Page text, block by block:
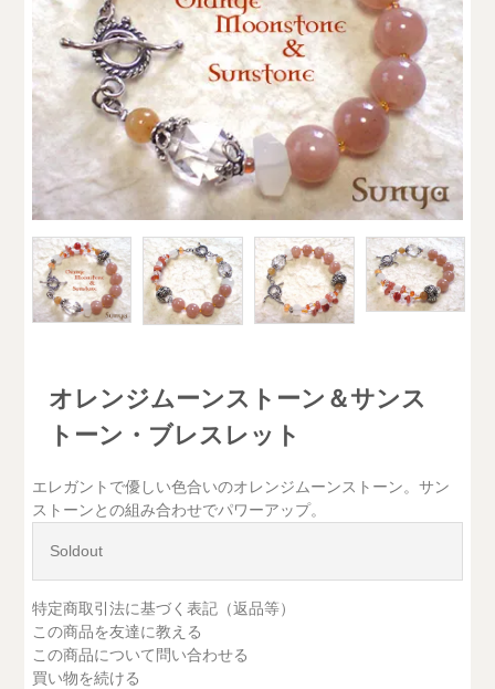
オレンジムーンストーン＆サンス
トーン・ブレスレット
エレガントで優しい色合いのオレンジムーンストーン。サン
ストーンとの組み合わせでパワーアップ。
Soldout
特定商取引法に基づく表記（返品等）
この商品を友達に教える
この商品について問い合わせる
買い物を続ける